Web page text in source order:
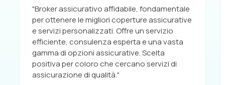
"Broker assicurativo affidabile, fondamentale
per ottenere le migliori coperture assicurative
e servizi personalizzati. Offre un servizio
efficiente, consulenza esperta e una vasta
gamma di opzioni assicurative. Scelta
positiva per coloro che cercano servizi di
assicurazione di qualità."